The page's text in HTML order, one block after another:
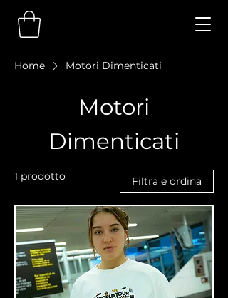
Home Motori Dimenticati
Motori
Dimenticati
1 prodotto Filtra e ordina